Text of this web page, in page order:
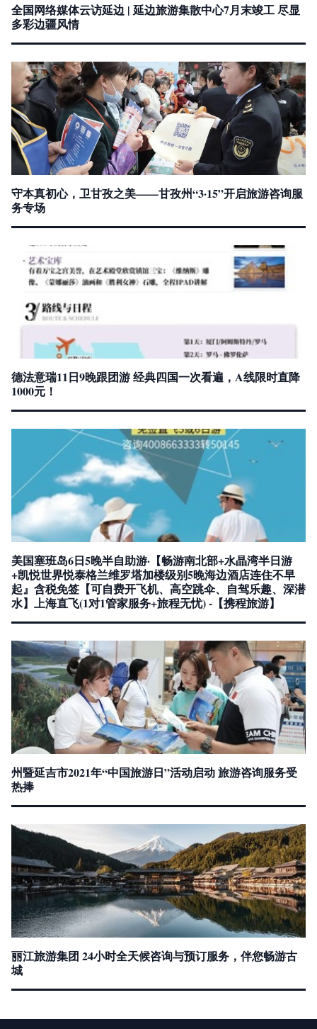
全国网络媒体云访延边 | 延边旅游集散中心7月末竣工 尽显
多彩边疆风情
守本真初心，卫甘孜之美——甘孜州“3·15”开启旅游咨询服
务专场
德法意瑞11日9晚跟团游 经典四国一次看遍，A线限时直降
1000元！
美国塞班岛6日5晚半自助游·【畅游南北部+水晶湾半日游
+凯悦世界悦泰格兰维罗塔加楼级别5晚海边酒店连住不早
起』含税免签【可自费开飞机、高空跳伞、自驾乐趣、深潜
水】上海直飞(1对1管家服务+旅程无忧) -【携程旅游】
州暨延吉市2021年“中国旅游日”活动启动 旅游咨询服务受
热捧
丽江旅游集团 24小时全天候咨询与预订服务，伴您畅游古
城